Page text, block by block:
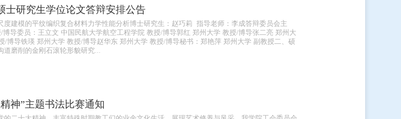
士研究生学位论文答辩安排公告
度建模的平纹编织复合材料力学性能分析博士研究生：赵巧莉 指导老师：李成答辩委员会主
导委员：王立文 中国民航大学航空工程学院 教授/博导郭红 郑州大学 教授/博导张二亮 郑州大
/博导铁瑛 郑州大学 教授/博导赵华东 郑州大学 教授/博导秘书：郑艳萍 郑州大学 副教授二、硕
道磨削的金刚石滚轮形貌研究...
神”主题书法比赛通知